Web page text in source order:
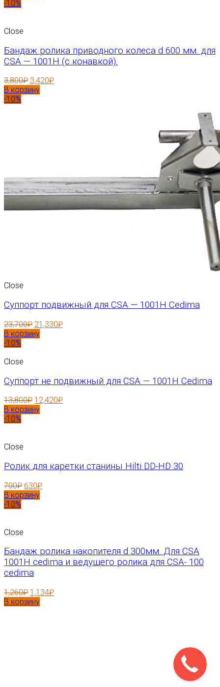
-10%
Close
Бандаж ролика приводного колеса d 600 мм. для
CSA — 1001H (с конавкой).
3,800₽ 3,420₽
В корзину
-10%
Close
Суппорт подвижный для CSA — 1001H Cedima
23,700₽ 21,330₽
В корзину
-10%
Close
Суппорт не подвижный для CSA — 1001H Cedima
13,800₽ 12,420₽
В корзину
-10%
Close
Ролик для каретки станины Hilti DD-HD 30
700₽ 630₽
В корзину
-10%
Close
Бандаж ролика накопителя d 300мм. Для CSA
1001H cedima и ведущего ролика для CSA- 100
cedima
1,260₽ 1,134₽
В корзину